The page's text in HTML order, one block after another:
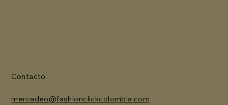
Contacto
mercadeo@fashionclickcolombia.com